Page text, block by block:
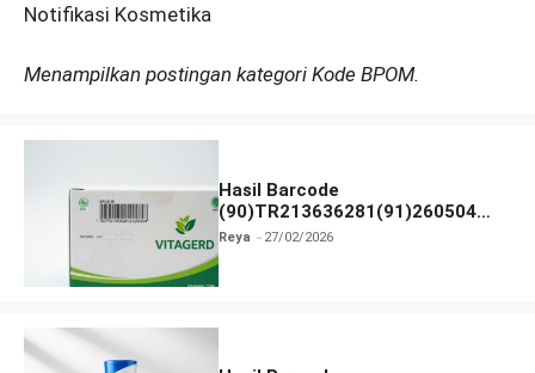
Notifikasi Kosmetika
Menampilkan postingan kategori Kode BPOM.
Hasil Barcode
(90)TR213636281(91)260504
dan Izin BPOM
Reya 27/02/2026